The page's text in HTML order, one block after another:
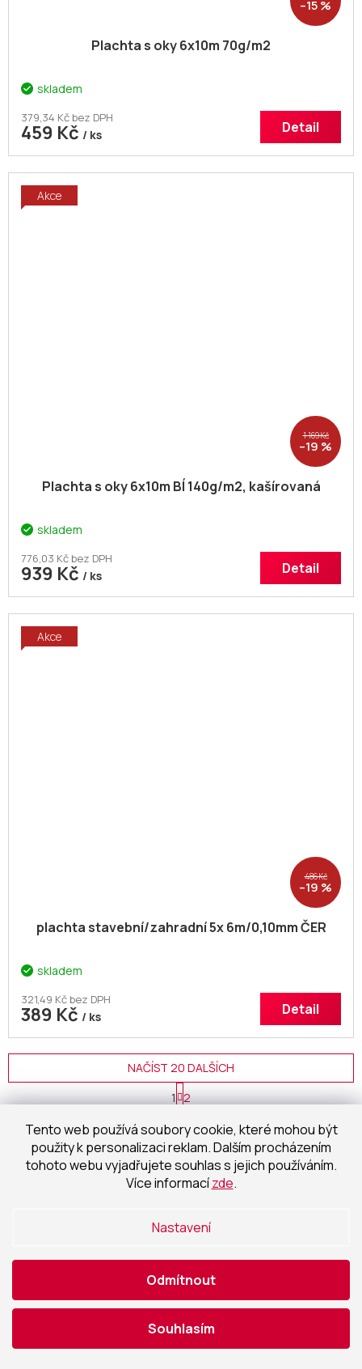
Tento web používá soubory cookie, které mohou být
použity k personalizaci reklam. Dalším procházením
tohoto webu vyjadřujete souhlas s jejich používáním.
Více informacízde.
Nastavení
Odmítnout
Souhlasím
–15 %
Plachta s oky 6x10m 70g/m2
skladem
379,34 Kč bez DPH
459 Kč / ks Detail
Akce
1 169 Kč
–19 %
Plachta s oky 6x10m BÍ 140g/m2, kašírovaná
skladem
776,03 Kč bez DPH
939 Kč / ks Detail
Akce
486 Kč
–19 %
plachta stavební/zahradní 5x 6m/0,10mm ČER
skladem
321,49 Kč bez DPH
389 Kč / ks Detail
v
l
á
d
a
p
v
k
y
v
ý
NAČÍST 20 DALŠÍCH
S
t
á
n
k
o
v
í
1 2
NAHORU
Jsme jedineční
v osobním přístupu